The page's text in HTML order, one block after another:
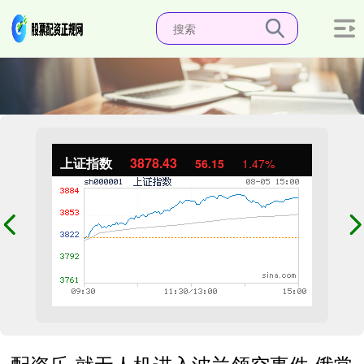
上证指数 3878.43 56.15 1.47%